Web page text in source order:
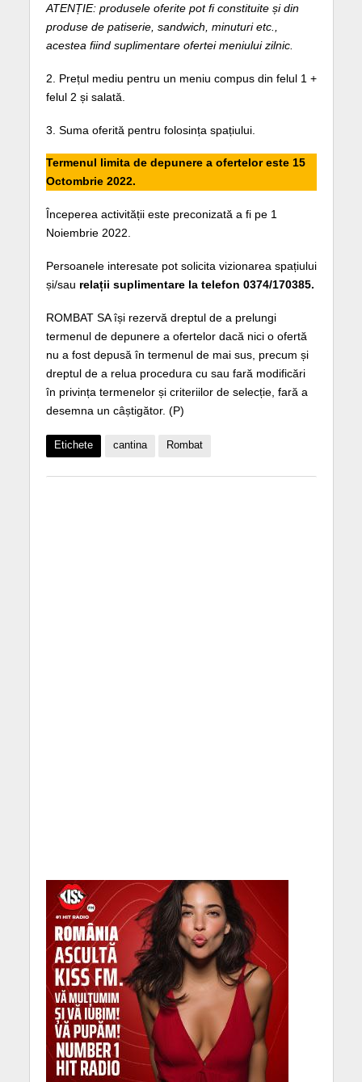
ATENȚIE: produsele oferite pot fi constituite și din
produse de patiserie, sandwich, minuturi etc.,
acestea fiind suplimentare ofertei meniului zilnic.
2. Prețul mediu pentru un meniu compus din felul 1 +
felul 2 și salată.
3. Suma oferită pentru folosința spațiului.
Termenul limita de depunere a ofertelor este 15
Octombrie 2022.
Începerea activității este preconizată a fi pe 1
Noiembrie 2022.
Persoanele interesate pot solicita vizionarea spațiului
și/sau relații suplimentare la telefon 0374/170385.
ROMBAT SA își rezervă dreptul de a prelungi
termenul de depunere a ofertelor dacă nici o ofertă
nu a fost depusă în termenul de mai sus, precum și
dreptul de a relua procedura cu sau fară modificări
în privința termenelor și criteriilor de selecție, fară a
desemna un câștigător. (P)
Etichete cantina Rombat